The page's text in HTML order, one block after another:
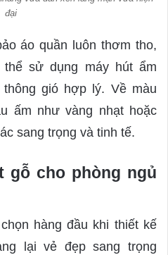
đại
áo quần luôn thơm tho,
sử dụng máy hút ẩm
gió hợp lý. Về màu
ấm như vàng nhạt hoặc
sang trọng và tinh tế.
gỗ cho phòng ngủ
hàng đầu khi thiết kế
lại vẻ đẹp sang trọng